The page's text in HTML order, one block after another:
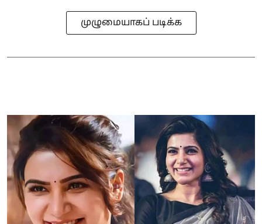
முழுமையாகப் படிக்க